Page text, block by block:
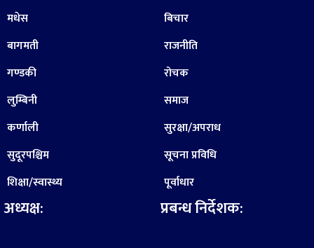
मधेस
बागमती
गण्डकी
लुम्बिनी
कर्णाली
सुदूरपश्चिम
शिक्षा/स्वास्थ्य
अध्यक्ष:
बिचार
राजनीति
रोचक
समाज
सुरक्षा/अपराध
सूचना प्रविधि
पूर्वाधार
प्रबन्ध निर्देशक: